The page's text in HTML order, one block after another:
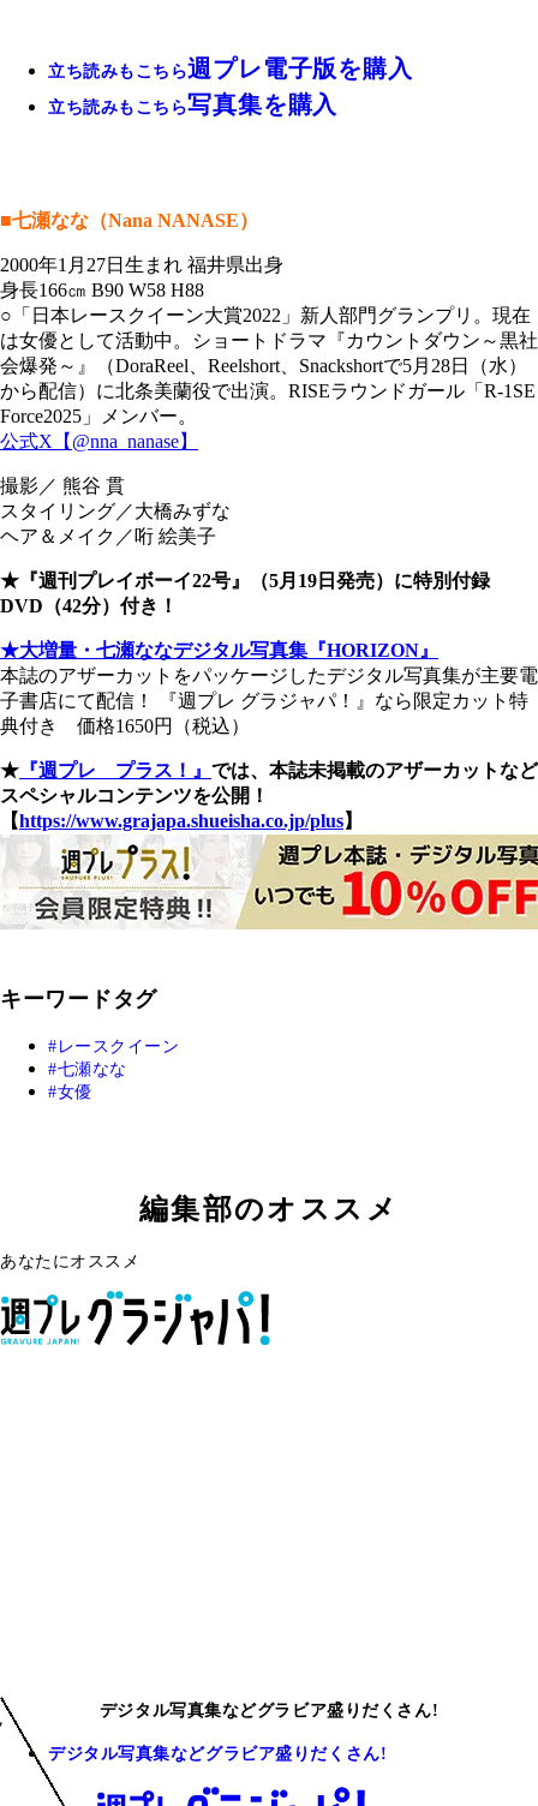
立ち読みもこちら週プレ電子版を購入
立ち読みもこちら写真集を購入
■七瀬なな（Nana NANASE）
2000年1月27日生まれ 福井県出身
身長166㎝ B90 W58 H88
○「日本レースクイーン大賞2022」新人部門グランプリ。現在
は女優として活動中。ショートドラマ『カウントダウン～黒社
会爆発～』（DoraReel、Reelshort、Snackshortで5月28日（水）
から配信）に北条美蘭役で出演。RISEラウンドガール「R-1SE
Force2025」メンバー。
公式X【@nna_nanase】
撮影／ 熊谷 貫
スタイリング／大橋みずな
ヘア＆メイク／哘 絵美子
★『週刊プレイボーイ22号』（5月19日発売）に特別付録
DVD（42分）付き！
★大増量・七瀬ななデジタル写真集『HORIZON』
本誌のアザーカットをパッケージしたデジタル写真集が主要電
子書店にて配信！ 『週プレ グラジャパ！』なら限定カット特
典付き 価格1650円（税込）
★ 『週プレ プラス！』 では、本誌未掲載のアザーカットなど
スペシャルコンテンツを公開！
【https://www.grajapa.shueisha.co.jp/plus】
キーワードタグ
レースクイーン
七瀬なな
女優
編集部のオススメ
あなたにオススメ
デジタル写真集などグラビア盛りだくさん!
デジタル写真集などグラビア盛りだくさん!